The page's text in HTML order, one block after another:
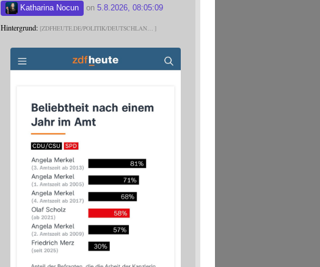
Katharina Nocun on5.8.2026, 08:05:09
Hintergrund: ZDFHEUTE.DE/POLITIK/DEUTSCHLAN